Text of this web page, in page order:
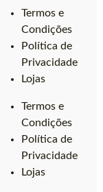
Termos e
Condições
Política de
Privacidade
Lojas
Termos e
Condições
Política de
Privacidade
Lojas